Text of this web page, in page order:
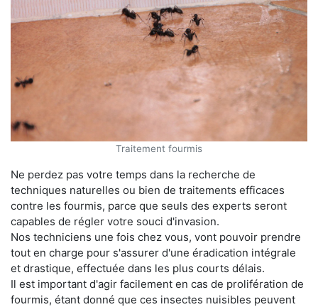
Traitement fourmis
Ne perdez pas votre temps dans la recherche de
techniques naturelles ou bien de traitements efficaces
contre les fourmis, parce que seuls des experts seront
capables de régler votre souci d'invasion.
Nos techniciens une fois chez vous, vont pouvoir prendre
tout en charge pour s'assurer d'une éradication intégrale
et drastique, effectuée dans les plus courts délais.
Il est important d'agir facilement en cas de prolifération de
fourmis, étant donné que ces insectes nuisibles peuvent